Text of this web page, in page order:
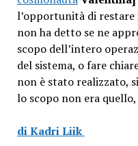
l’opportunità di
non ha detto se ne
scopo dell’intero
del sistema, o fare
non è stato realizzato,
lo scopo non era
di Kadri Liik